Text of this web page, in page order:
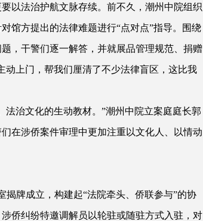
法治护航文脉存续。前不久，潮州中院组织
馆方提出的法律难题进行“点对点”指导。围绕
，干警们逐一解答，并就展品管理规范、捐赠
动上门，帮我们厘清了不少法律盲区，这比我
治文化的生动教材。”潮州中院立案庭庭长郭
在涉侨案件审理中更加注重以文化人、以情动
揭牌成立，构建起“法院牵头、侨联参与”的协
侨纠纷特邀调解员以轮驻或随驻方式入驻，对